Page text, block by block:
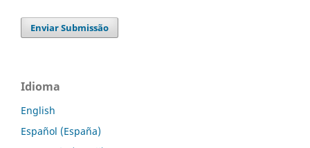
Enviar Submissão
Idioma
English
Español (España)